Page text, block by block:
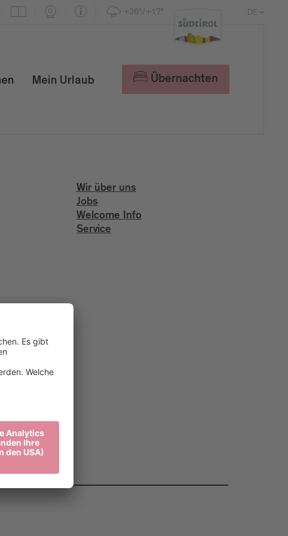
+36°/+17° DE
Mein Urlaub Übernachten
Wir über uns
Jobs
Welcome Info
Service